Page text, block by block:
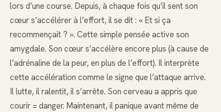
lors d’une course. Depuis, à chaque fois qu’il sent son
cœur s’accélérer à l’effort, il se dit : « Et si ça
recommençait ? ». Cette simple pensée active son
amygdale. Son cœur s’accélère encore plus (à cause de
l’adrénaline de la peur, en plus de l’effort). Il interprète
cette accélération comme le signe que l’attaque arrive.
Il lutte, il ralentit, il s’arrête. Son cerveau a appris que
courir = danger. Maintenant, il panique avant même de